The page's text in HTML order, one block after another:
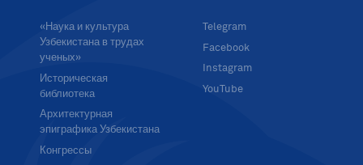
«Наука и культура
Узбекистана в трудах
ученых»
Историческая
библиотека
Архитектурная
эпиграфика Узбекистана
Конгрессы
Telegram
Facebook
Instagram
YouTube